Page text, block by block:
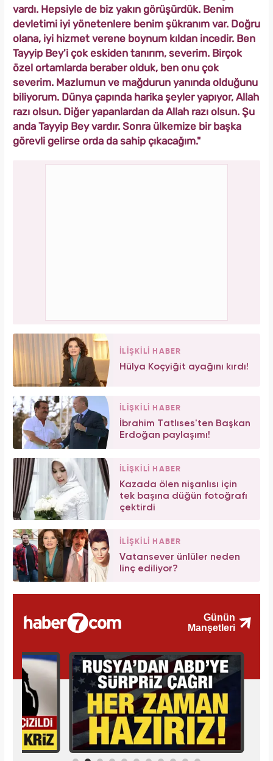
vardı. Hepsiyle de biz yakın görüşürdük. Benim
devletimi iyi yönetenlere benim şükranım var. Doğru
olana, iyi hizmet verene boynum kıldan incedir. Ben
Tayyip Bey'i çok eskiden tanırım, severim. Birçok
özel ortamlarda beraber olduk, ben onu çok
severim. Mazlumun ve mağdurun yanında olduğunu
biliyorum. Dünya çapında harika şeyler yapıyor, Allah
razı olsun. Diğer yapanlardan da Allah razı olsun. Şu
anda Tayyip Bey vardır. Sonra ülkemize bir başka
görevli gelirse orda da sahip çıkacağım."
İLİŞKİLİ HABER
Hülya Koçyiğit ayağını kırdı!
İLİŞKİLİ HABER
İbrahim Tatlıses'ten Başkan
Erdoğan paylaşımı!
İLİŞKİLİ HABER
Kazada ölen nişanlısı için
tek başına düğün fotoğrafı
çektirdi
İLİŞKİLİ HABER
Vatansever ünlüler neden
linç ediliyor?